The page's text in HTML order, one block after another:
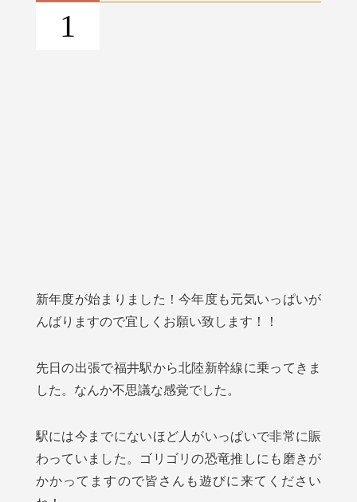
1
新年度が始まりました！今年度も元気いっぱいが
んばりますので宜しくお願い致します！！
先日の出張で福井駅から北陸新幹線に乗ってきま
した。なんか不思議な感覚でした。
駅には今までにないほど人がいっぱいで非常に賑
わっていました。ゴリゴリの恐竜推しにも磨きが
かかってますので皆さんも遊びに来てください